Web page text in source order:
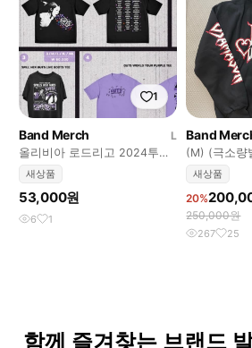
1
Band Merch
L
올리비아 로드리고 2024투어
머천티셔츠
새상품
53,000원
6 1
Band
(M) (극소량
'Valentines'
새상품
20%
250,000원
267 25
함께 즐겨찾는 브랜드